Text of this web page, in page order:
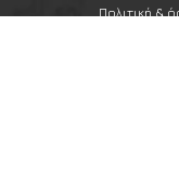
Πολιτική &